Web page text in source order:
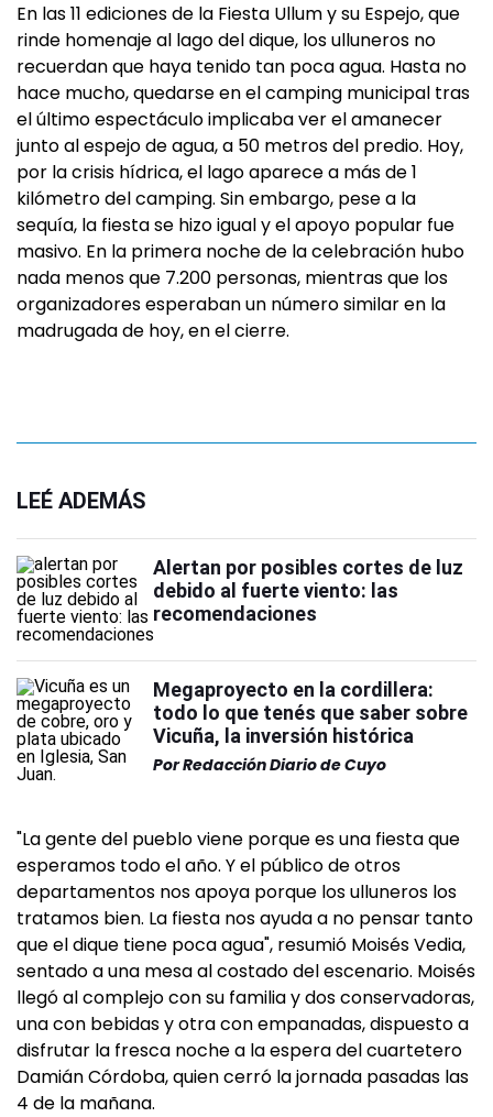
En las 11 ediciones de la Fiesta Ullum y su Espejo, que
rinde homenaje al lago del dique, los ulluneros no
recuerdan que haya tenido tan poca agua. Hasta no
hace mucho, quedarse en el camping municipal tras
el último espectáculo implicaba ver el amanecer
junto al espejo de agua, a 50 metros del predio. Hoy,
por la crisis hídrica, el lago aparece a más de 1
kilómetro del camping. Sin embargo, pese a la
sequía, la fiesta se hizo igual y el apoyo popular fue
masivo. En la primera noche de la celebración hubo
nada menos que 7.200 personas, mientras que los
organizadores esperaban un número similar en la
madrugada de hoy, en el cierre.
LEÉ ADEMÁS
Alertan por posibles cortes de luz
debido al fuerte viento: las
recomendaciones
Megaproyecto en la cordillera:
todo lo que tenés que saber sobre
Vicuña, la inversión histórica
PorRedacción Diario de Cuyo
"La gente del pueblo viene porque es una fiesta que
esperamos todo el año. Y el público de otros
departamentos nos apoya porque los ulluneros los
tratamos bien. La fiesta nos ayuda a no pensar tanto
que el dique tiene poca agua", resumió Moisés Vedia,
sentado a una mesa al costado del escenario. Moisés
llegó al complejo con su familia y dos conservadoras,
una con bebidas y otra con empanadas, dispuesto a
disfrutar la fresca noche a la espera del cuartetero
Damián Córdoba, quien cerró la jornada pasadas las
4 de la mañana.